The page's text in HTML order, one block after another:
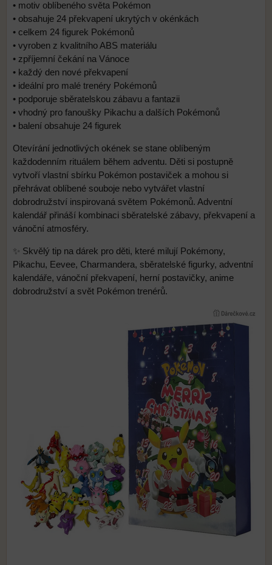
• motiv oblíbeného světa Pokémon
• obsahuje 24 překvapení ukrytých v okénkách
• celkem 24 figurek Pokémonů
• vyroben z kvalitního ABS materiálu
• zpříjemní čekání na Vánoce
• každý den nové překvapení
• ideální pro malé trenéry Pokémonů
• podporuje sběratelskou zábavu a fantazii
• vhodný pro fanoušky Pikachu a dalších Pokémonů
• balení obsahuje 24 figurek
Otevírání jednotlivých okének se stane oblíbeným
každodenním rituálem během adventu. Děti si postupně
vytvoří vlastní sbírku Pokémon postaviček a mohou si
přehrávat oblíbené souboje nebo vytvářet vlastní
dobrodružství inspirovaná světem Pokémonů. Adventní
kalendář přináší kombinaci sběratelské zábavy, překvapení a
vánoční atmosféry.
✨ Skvělý tip na dárek pro děti, které milují Pokémony,
Pikachu, Eevee, Charmandera, sběratelské figurky, adventní
kalendáře, vánoční překvapení, herní postavičky, anime
dobrodružství a svět Pokémon trenérů.